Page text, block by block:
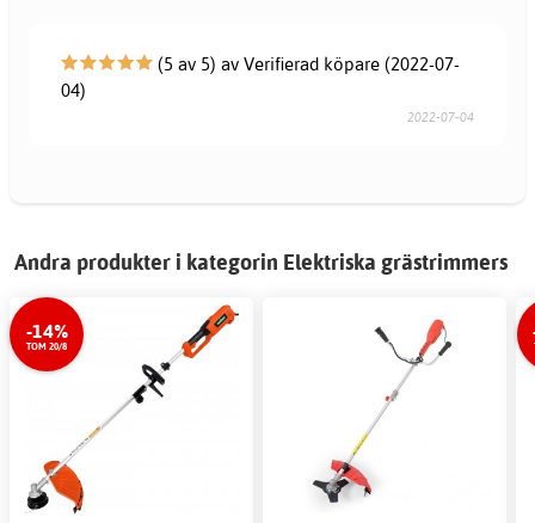
(5 av 5) av Verifierad köpare (2022-07-
04)
2022-07-04
Andra produkter i kategorin Elektriska grästrimmers
-14%
TOM 20/8